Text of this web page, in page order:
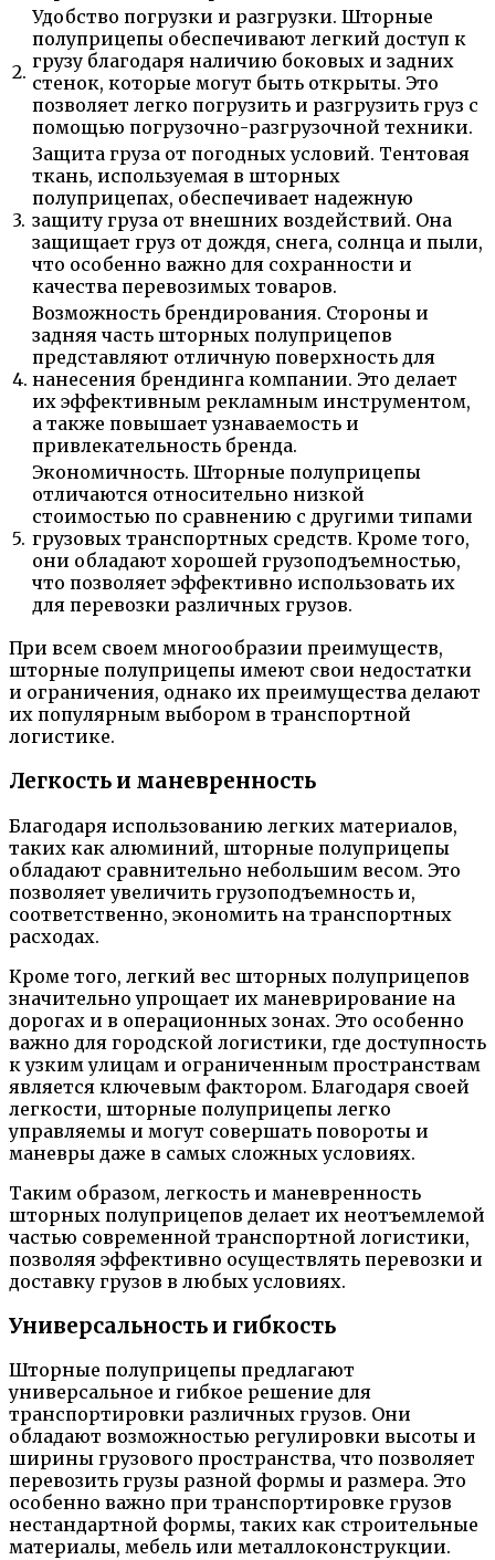
2.
Удобство погрузки и разгрузки. Шторные
полуприцепы обеспечивают легкий доступ к
грузу благодаря наличию боковых и задних
стенок, которые могут быть открыты. Это
позволяет легко погрузить и разгрузить груз с
помощью погрузочно-разгрузочной техники.
3.
Защита груза от погодных условий. Тентовая
ткань, используемая в шторных
полуприцепах, обеспечивает надежную
защиту груза от внешних воздействий. Она
защищает груз от дождя, снега, солнца и пыли,
что особенно важно для сохранности и
качества перевозимых товаров.
4.
Возможность брендирования. Стороны и
задняя часть шторных полуприцепов
представляют отличную поверхность для
нанесения брендинга компании. Это делает
их эффективным рекламным инструментом,
а также повышает узнаваемость и
привлекательность бренда.
5.
Экономичность. Шторные полуприцепы
отличаются относительно низкой
стоимостью по сравнению с другими типами
грузовых транспортных средств. Кроме того,
они обладают хорошей грузоподъемностью,
что позволяет эффективно использовать их
для перевозки различных грузов.
При всем своем многообразии преимуществ,
шторные полуприцепы имеют свои недостатки
и ограничения, однако их преимущества делают
их популярным выбором в транспортной
логистике.
Легкость и маневренность
Благодаря использованию легких материалов,
таких как алюминий, шторные полуприцепы
обладают сравнительно небольшим весом. Это
позволяет увеличить грузоподъемность и,
соответственно, экономить на транспортных
расходах.
Кроме того, легкий вес шторных полуприцепов
значительно упрощает их маневрирование на
дорогах и в операционных зонах. Это особенно
важно для городской логистики, где доступность
к узким улицам и ограниченным пространствам
является ключевым фактором. Благодаря своей
легкости, шторные полуприцепы легко
управляемы и могут совершать повороты и
маневры даже в самых сложных условиях.
Таким образом, легкость и маневренность
шторных полуприцепов делает их неотъемлемой
частью современной транспортной логистики,
позволяя эффективно осуществлять перевозки и
доставку грузов в любых условиях.
Универсальность и гибкость
Шторные полуприцепы предлагают
универсальное и гибкое решение для
транспортировки различных грузов. Они
обладают возможностью регулировки высоты и
ширины грузового пространства, что позволяет
перевозить грузы разной формы и размера. Это
особенно важно при транспортировке грузов
нестандартной формы, таких как строительные
материалы, мебель или металлоконструкции.